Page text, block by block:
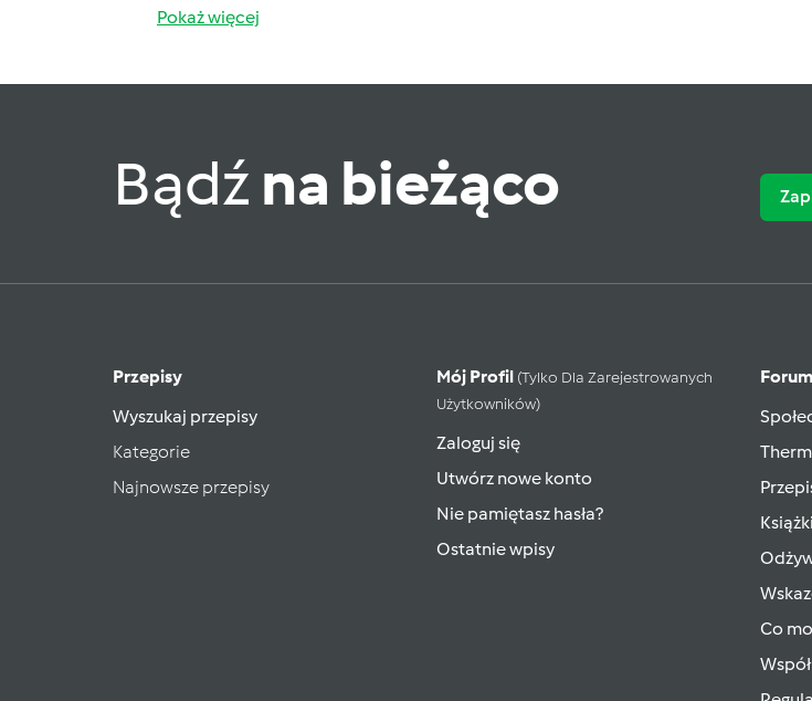
Pokaż więcej
Bądź na bieżąco
Przepisy
Wyszukaj przepisy
Kategorie
Najnowsze przepisy
Mój Profil (tylko Dla Zarejestrowanych
Użytkowników)
Zaloguj się
Utwórz nowe konto
Nie pamiętasz hasła?
Ostatnie wpisy
Forum
Co